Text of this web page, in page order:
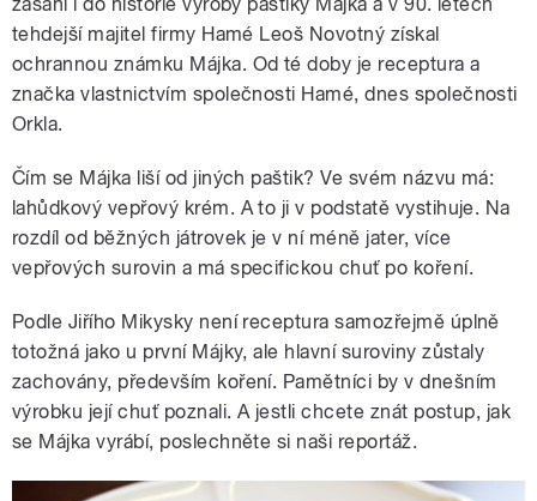
tehdejší majitel firmy Hamé Leoš Novotný získal
ochrannou známku Májka. Od té doby je receptura a
značka vlastnictvím společnosti Hamé, dnes společnosti
Orkla.
Čím se Májka liší od jiných paštik? Ve svém názvu má:
lahůdkový vepřový krém. A to ji v podstatě vystihuje. Na
rozdíl od běžných játrovek je v ní méně jater, více
vepřových surovin a má specifickou chuť po koření.
Podle Jiřího Mikysky není receptura samozřejmě úplně
totožná jako u první Májky, ale hlavní suroviny zůstaly
zachovány, především koření. Pamětníci by v dnešním
výrobku její chuť poznali. A jestli chcete znát postup, jak
se Májka vyrábí, poslechněte si naši reportáž.